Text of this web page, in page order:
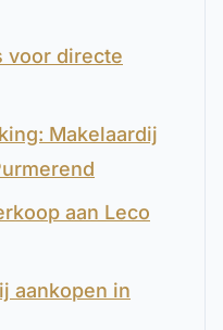
voor directe
Makelaardij
aan Leco
aankopen in